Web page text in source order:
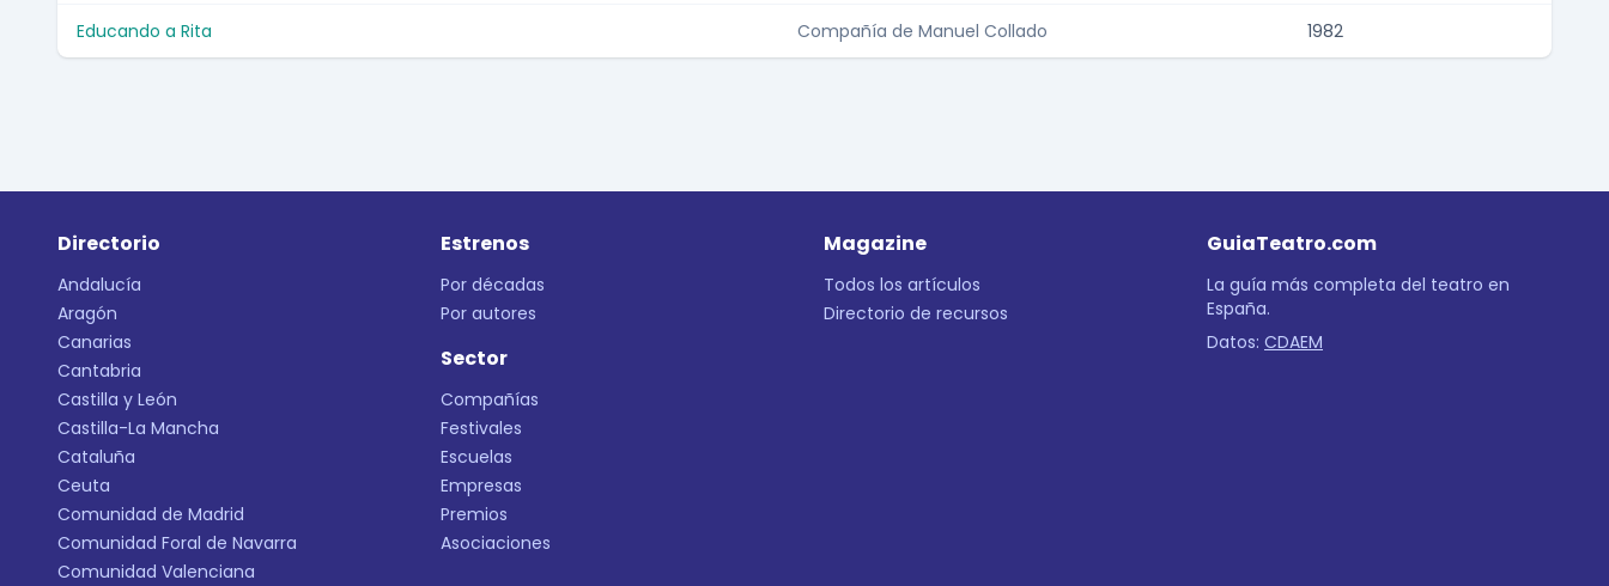
Educando a Rita Compañía de Manuel Collado 1982
Directorio
Andalucía
Aragón
Canarias
Cantabria
Castilla y León
Castilla-La Mancha
Cataluña
Ceuta
Comunidad de Madrid
Comunidad Foral de Navarra
Comunidad Valenciana
Estrenos
Por décadas
Por autores
Sector
Compañías
Festivales
Escuelas
Empresas
Premios
Asociaciones
Magazine
Todos los artículos
Directorio de recursos
GuiaTeatro.com
La guía más completa del teatro en
España.
Datos: CDAEM